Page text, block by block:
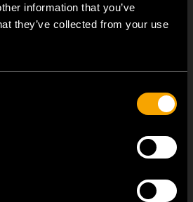
information that you’ve
they’ve collected from your use
Units
on the MODUL Universal Platform